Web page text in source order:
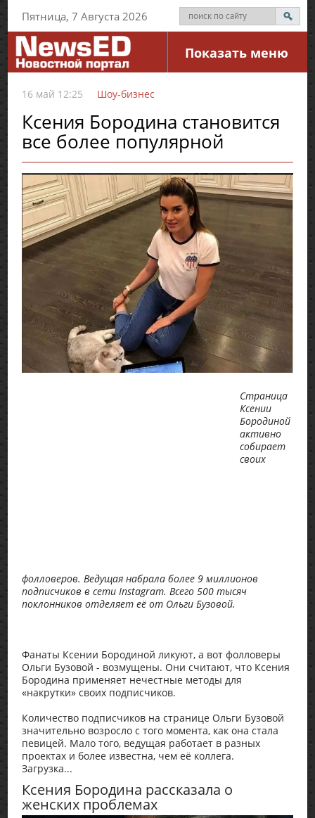
Пятница, 7 Августа 2026
Показать меню
16 май 12:25 Шоу-бизнес
Ксения Бородина становится
все более популярной
Страница
Ксении
Бородиной
активно
собирает
своих
фолловеров. Ведущая набрала более 9 миллионов
подписчиков в сети Instagram. Всего 500 тысяч
поклонников отделяет её от Ольги Бузовой.
Фанаты Ксении Бородиной ликуют, а вот фолловеры
Ольги Бузовой - возмущены. Они считают, что Ксения
Бородина применяет нечестные методы для
«накрутки» своих подписчиков.
Количество подписчиков на странице Ольги Бузовой
значительно возросло с того момента, как она стала
певицей. Мало того, ведущая работает в разных
проектах и более известна, чем её коллега.
Загрузка...
Ксения Бородина рассказала о
женских проблемах